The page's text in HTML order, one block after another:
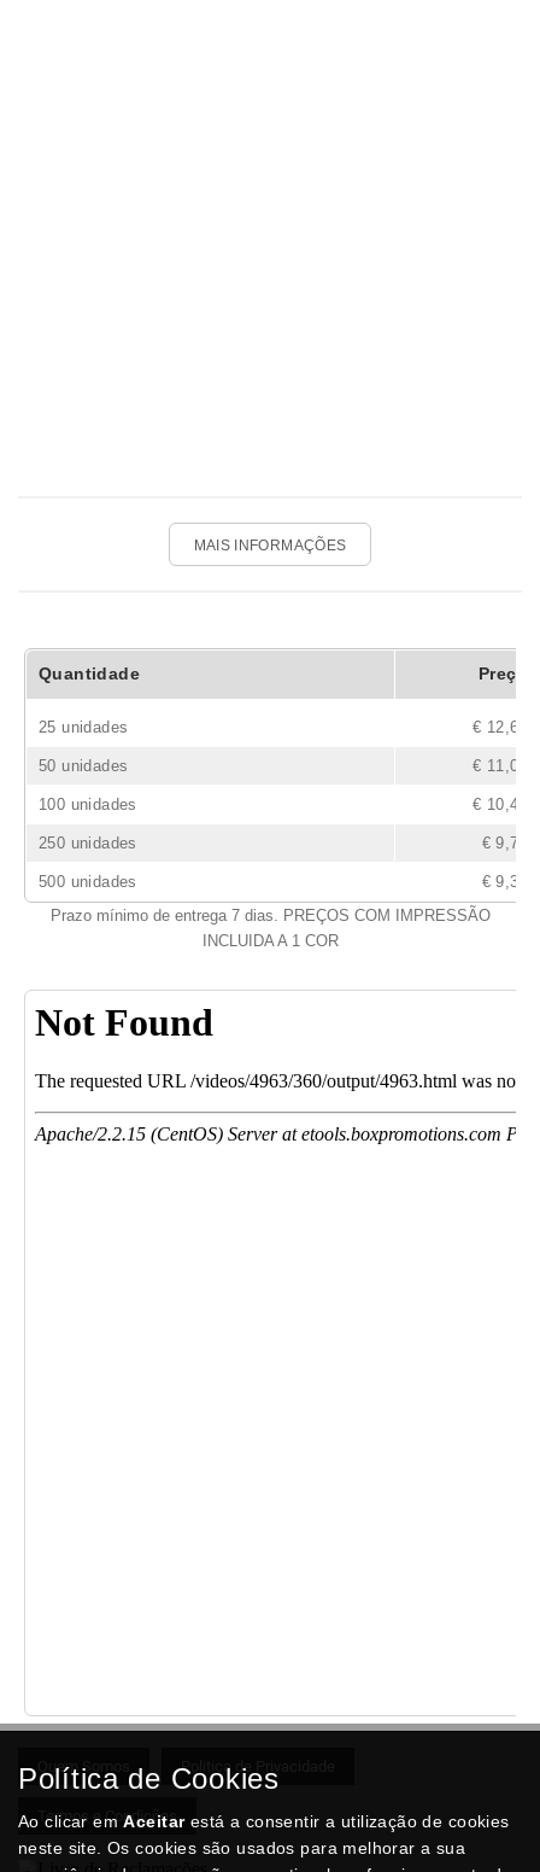
MAIS INFORMAÇÕES
Quantidade Preço
25 unidades € 12,66
50 unidades € 11,04
100 unidades € 10,43
250 unidades € 9,71
500 unidades
€ 9,34
Prazo mínimo de entrega 7 dias. PREÇOS COM IMPRESSÃO
INCLUIDA A 1 COR
Quem Somos Politica de Privacidade
Termos e Condições
Política de Cookies
Ao clicar emAceitarestá a consentir a utilização de cookies
neste site. Os cookies são usados para melhorar a sua